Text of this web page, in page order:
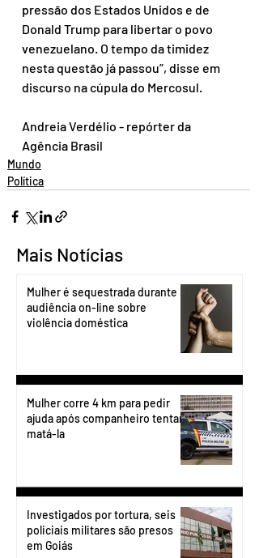
pressão dos Estados Unidos e de
Donald Trump para libertar o povo
venezuelano. O tempo da timidez
nesta questão já passou”, disse em
discurso na cúpula do Mercosul.
Andreia Verdélio - repórter da
Agência Brasil
Mundo
Política
Mais Notícias
Mulher é sequestrada durante
audiência on-line sobre
violência doméstica
Mulher corre 4 km para pedir
ajuda após companheiro tentar
matá-la
Investigados por tortura, seis
policiais militares são presos
em Goiás